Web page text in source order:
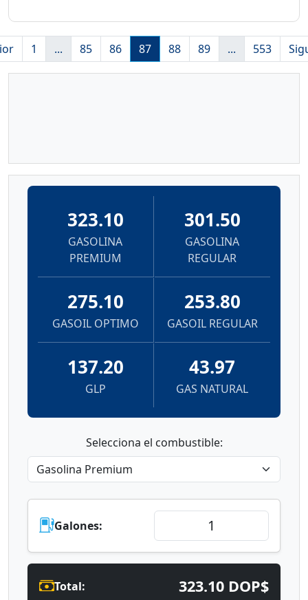
1 ... 85 86 87 88 89 ... 553
323.10
GASOLINA
PREMIUM
301.50
GASOLINA
REGULAR
275.10
GASOIL OPTIMO
253.80
GASOIL REGULAR
137.20
GLP
43.97
GAS NATURAL
Selecciona el combustible:
Galones:
Total: 323.10 DOP$